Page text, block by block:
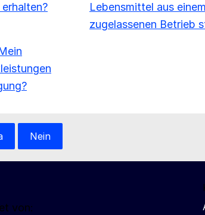
Lebensmittel aus
zugelassenen Betrieb
Nein
von: